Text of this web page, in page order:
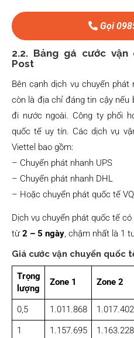
Gọi
2.2. Bảng gá cước
Post
Bên cạnh dịch vụ chuyển
còn là địa chỉ đáng tin cậy nếu
đi nước ngoài. Công ty phối
quốc tế uy tín. Các dịch vụ
Viettel bao gồm:
– Chuyển phát nhanh UPS
– Chuyển phát nhanh DHL
– Hoặc chuyển phát quốc tế
Dịch vụ chuyển phát quốc tế
từ 2 – 5 ngày, chậm nhất là 1
Giá cước vận chuyển quốc
Trọng
lượng
Zone 1 Zone 2
0,5 1.011.868 1.017.402
1
1.157.695 1.163.228